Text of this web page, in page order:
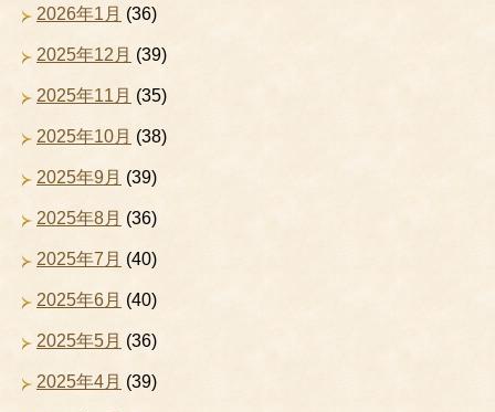
2026年1月 (36)
2025年12月 (39)
2025年11月 (35)
2025年10月 (38)
2025年9月 (39)
2025年8月 (36)
2025年7月 (40)
2025年6月 (40)
2025年5月 (36)
2025年4月 (39)